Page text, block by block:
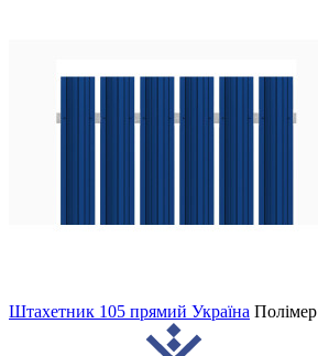
Штахетник 105 прямий Україна Полімер